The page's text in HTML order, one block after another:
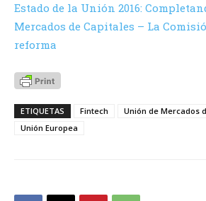
Estado de la Unión 2016:
Mercados de Capitales – La
reforma
ETIQUETAS Fintech
Unión de Mercados
Unión Europea